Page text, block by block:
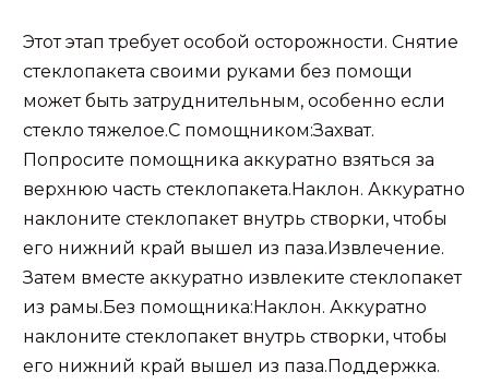
Этот этап требует особой осторожности. Снятие
стеклопакета своими руками без помощи
может быть затруднительным, особенно если
стекло тяжелое.С помощником:Захват.
Попросите помощника аккуратно взяться за
верхнюю часть стеклопакета.Наклон. Аккуратно
наклоните стеклопакет внутрь створки, чтобы
его нижний край вышел из паза.Извлечение.
Затем вместе аккуратно извлеките стеклопакет
из рамы.Без помощника:Наклон. Аккуратно
наклоните стеклопакет внутрь створки, чтобы
его нижний край вышел из паза.Поддержка.